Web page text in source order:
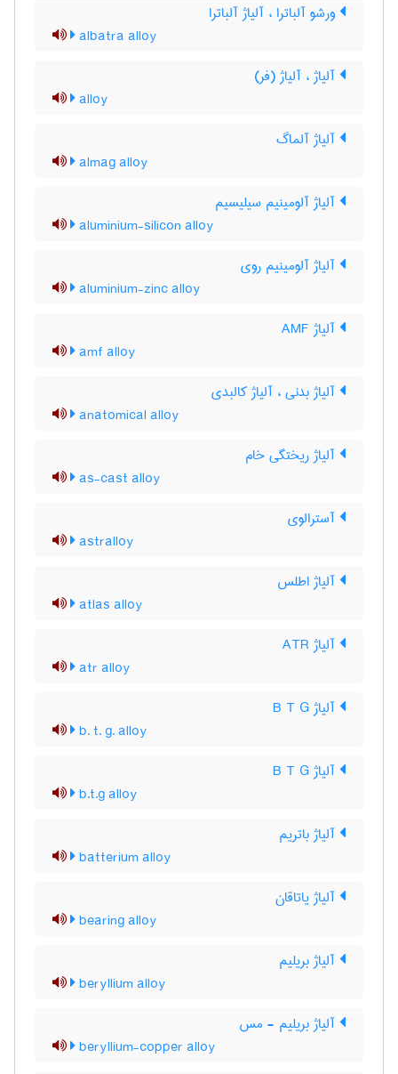
ورشو آلباترا ، آلیاژ آلباترا
albatra alloy
آلیاژ ، آلیاژ (فر)
alloy
آلیاژ آلماگ
almag alloy
آلیاژ آلومینیم سیلیسیم
aluminium-silicon alloy
آلیاژ آلومینیم روی
aluminium-zinc alloy
آلیاژ AMF
amf alloy
آلیاژ بدنی ، آلیاژ کالبدی
anatomical alloy
آلیاژ ریختگی خام
as-cast alloy
آسترالوی
astralloy
آلیاژ اطلس
atlas alloy
آلیاژ ATR
atr alloy
آلیاژ B T G
b. t. g. alloy
آلیاژ B T G
b.t.g alloy
آلیاژ باتریم
batterium alloy
آلیاژ یاتاقان
bearing alloy
آلیاژ بریلیم
beryllium alloy
آلیاژ بریلیم - مس
beryllium-copper alloy